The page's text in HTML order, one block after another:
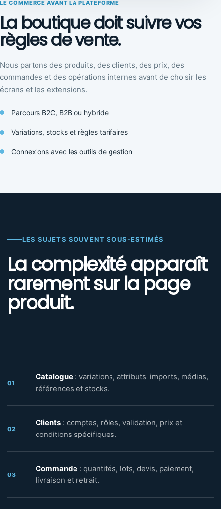
LE COMMERCE AVANT LA PLATEFORME
La boutique doit suivre vos
règles de vente.
Nous partons des produits, des clients, des prix, des
commandes et des opérations internes avant de choisir les
écrans et les extensions.
Parcours B2C, B2B ou hybride
Variations, stocks et règles tarifaires
Connexions avec les outils de gestion
LES SUJETS SOUVENT SOUS-ESTIMÉS
La complexité apparaît
rarement sur la page
produit.
01
Catalogue : variations, attributs, imports, médias,
références et stocks.
02
Clients : comptes, rôles, validation, prix et
conditions spécifiques.
03
Commande : quantités, lots, devis, paiement,
livraison et retrait.